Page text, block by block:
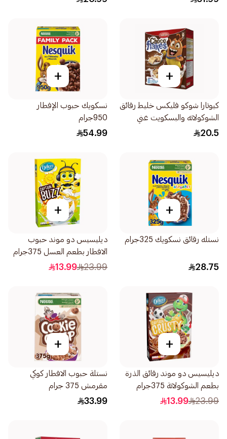
+
كيوتارا شوكو فليكس خليط رقائق
الشوكولاته والبسكويت غني
بالفيتامينات 350جرام
20.5
+
نسكويك حبوب الإفطار
950جرام
54.99
+
نستله رقائق نسكويك 325جرام
28.75
+
ديليسيس دو موند حبوب
الافطار بطعم العسل 375جرام
23.99
13.99
+
ديليسيس دو موند رقائق الذرة
بطعم الشوكولاتة 375جرام
23.99
13.99
+
نستلة حبوب الافطار كوكي
مقرمش 375 جرام
33.99